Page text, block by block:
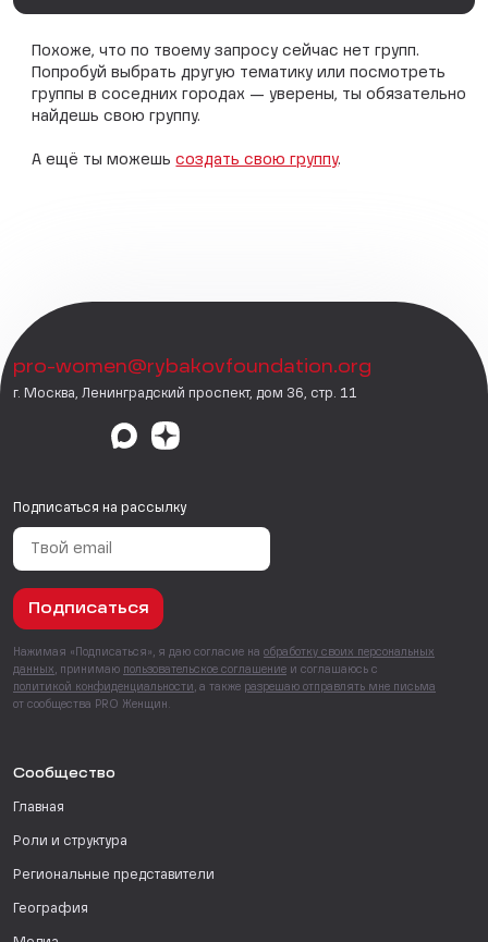
Похоже, что по твоему запросу сейчас нет групп.
Попробуй выбрать другую тематику или посмотреть
группы в соседних городах — уверены, ты обязательно
найдешь свою группу.
А ещё ты можешьсоздать свою группу.
pro-women@rybakovfoundation.org
г. Москва, Ленинградский проспект, дом 36, стр. 11
Подписаться на рассылку
Подписаться
Нажимая «Подписаться», я даю согласие на обработку своих персональных
данных , принимаю пользовательское соглашение и соглашаюсь с
политикой конфиденциальности , а также разрешаю отправлять мне письма
от сообщества PRO Женщин.
Сообщество
Главная
Роли и структура
Региональные представители
География